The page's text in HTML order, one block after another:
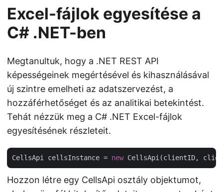
Excel-fájlok egyesítése a
C# .NET-ben
Megtanultuk, hogy a .NET REST API
képességeinek megértésével és kihasználásával
új szintre emelheti az adatszervezést, a
hozzáférhetőséget és az analitikai betekintést.
Tehát nézzük meg a C# .NET Excel-fájlok
egyesítésének részleteit.
CellsApi cellsInstance = new
Hozzon létre egy CellsApi osztály objektumot,